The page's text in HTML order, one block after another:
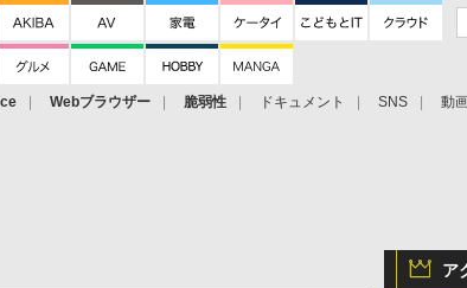
Webブラウザー 脆弱性 ドキュメント SNS 動
ア